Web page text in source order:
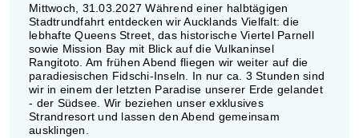
Mittwoch, 31.03.2027 Während einer halbtägigen
Stadtrundfahrt entdecken wir Aucklands Vielfalt: die
lebhafte Queens Street, das historische Viertel Parnell
sowie Mission Bay mit Blick auf die Vulkaninsel
Rangitoto. Am frühen Abend fliegen wir weiter auf die
paradiesischen Fidschi-Inseln. In nur ca. 3 Stunden sind
wir in einem der letzten Paradise unserer Erde gelandet
- der Südsee. Wir beziehen unser exklusives
Strandresort und lassen den Abend gemeinsam
ausklingen.